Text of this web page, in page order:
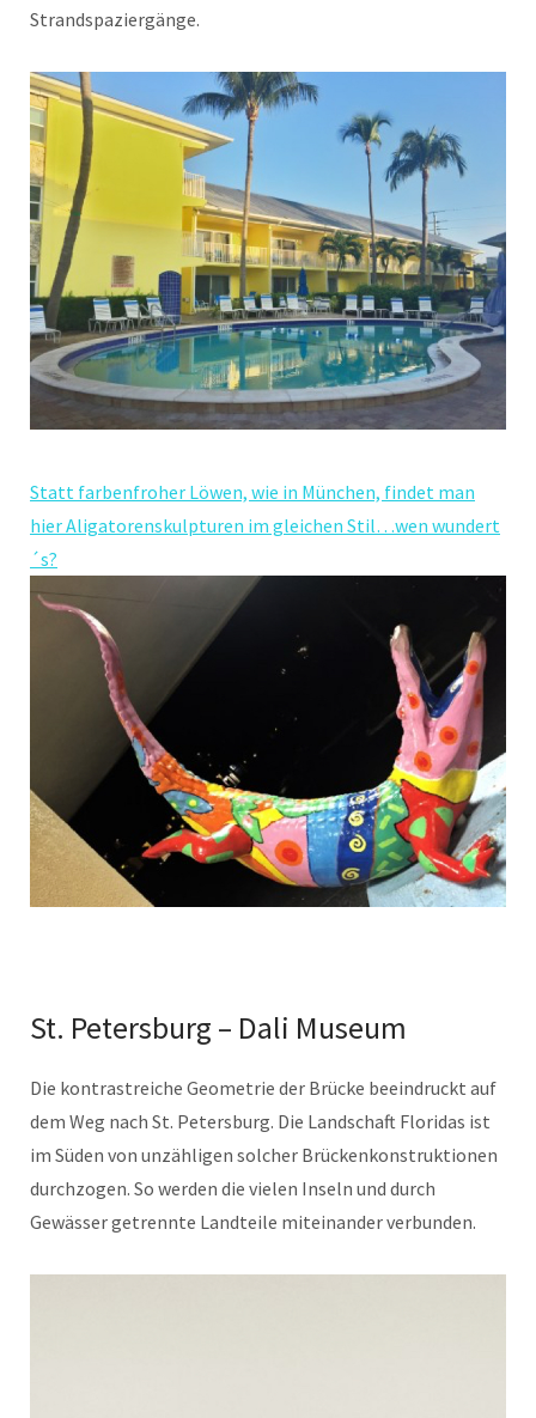
Strandspaziergänge.
Statt farbenfroher Löwen, wie in München, findet man
hier Aligatorenskulpturen im gleichen Stil…wen wundert
´s?
St. Petersburg – Dali Museum
Die kontrastreiche Geometrie der Brücke beeindruckt auf
dem Weg nach St. Petersburg. Die Landschaft Floridas ist
im Süden von unzähligen solcher Brückenkonstruktionen
durchzogen. So werden die vielen Inseln und durch
Gewässer getrennte Landteile miteinander verbunden.